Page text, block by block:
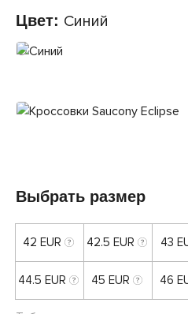
Цвет: Синий
Выбрать размер
42 EUR 42.5 EUR 43
44.5 EUR 45 EUR 46